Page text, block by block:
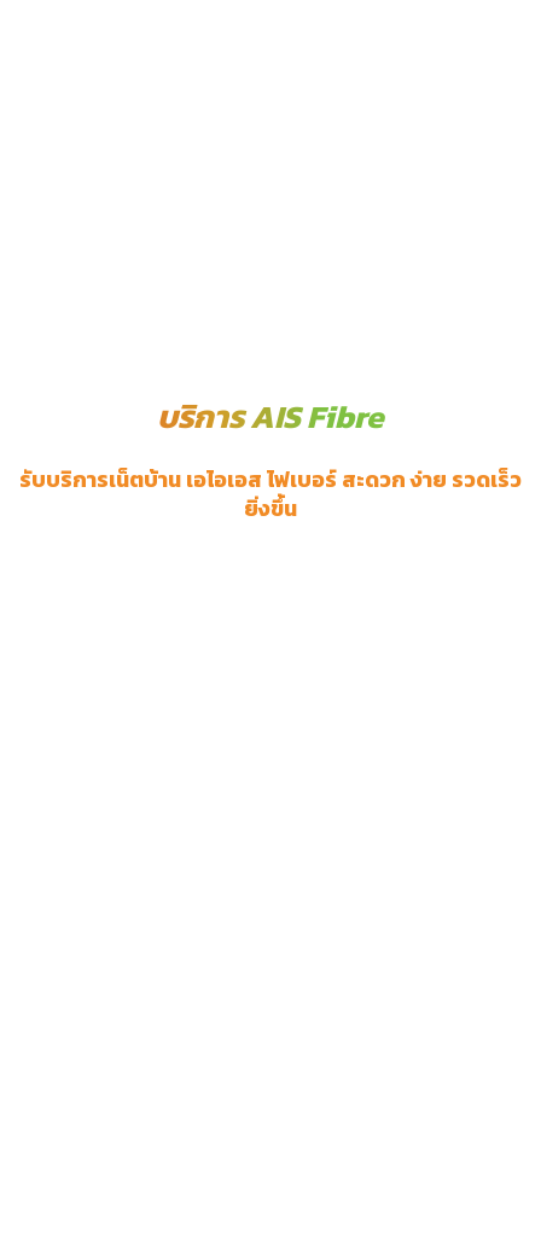
บริการ AIS Fibre
รับบริการเน็ตบ้าน เอไอเอส ไฟเบอร์ สะดวก ง่าย รวดเร็ว
ยิ่งขึ้น